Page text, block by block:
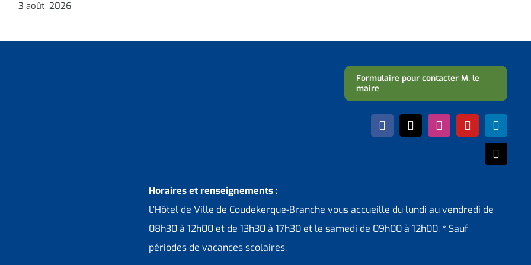
3 août, 2026
Formulaire pour contacter M. le
maire
Horaires et renseignements :
L’Hôtel de Ville de Coudekerque-Branche vous accueille du lundi au vendredi de
08h30 à 12h00 et de 13h30 à 17h30 et le samedi de 09h00 à 12h00. * Sauf
périodes de vacances scolaires.